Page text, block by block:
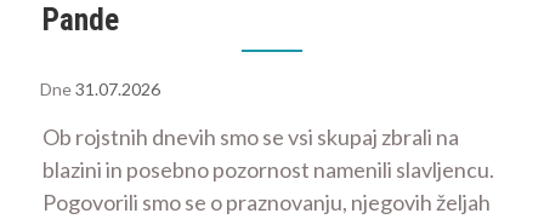
Pande
Dne31.07.2026
Ob rojstnih dnevih smo se vsi skupaj zbrali na
blazini in posebno pozornost namenili slavljencu.
Pogovorili smo se o praznovanju, njegovih željah